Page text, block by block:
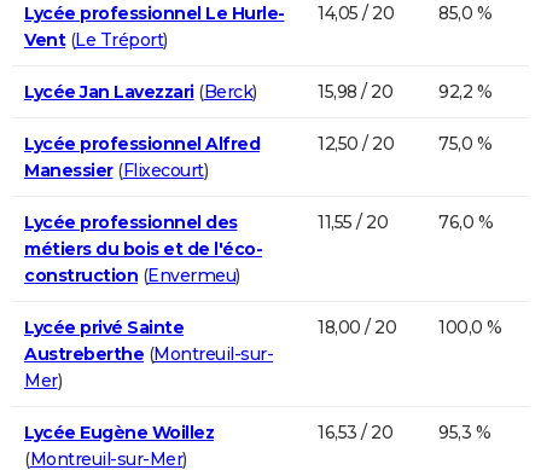
Lycée professionnel Le Hurle-
Vent(Le Tréport)
14,05 / 20 85,0 %
Lycée Jan Lavezzari(Berck) 15,98 / 20 92,2 %
Lycée professionnel Alfred
Manessier(Flixecourt)
12,50 / 20 75,0 %
Lycée professionnel des
métiers du bois et de l'éco-
construction (Envermeu)
11,55 / 20 76,0 %
Lycée privé Sainte
Austreberthe (Montreuil-sur-
Mer)
18,00 / 20 100,0 %
Lycée Eugène Woillez
(Montreuil-sur-Mer)
16,53 / 20 95,3 %